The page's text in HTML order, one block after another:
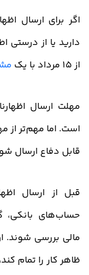
دارید یا از درستی
از 15 مرداد با یک
است. اما مهم‌تر از
قابل دفاع ارسال
قبل از ارسال
حساب‌های بانکی،
مالی بررسی
ظاهر کار را تمام